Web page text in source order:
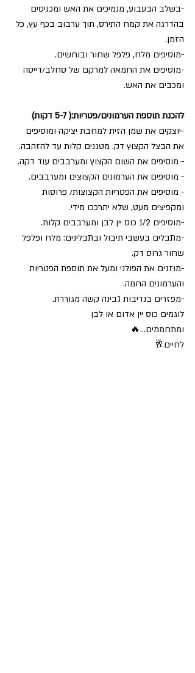
-בשלב הבעבוע, מנמיכים את האש ומכניסים
בהדרגה את קמח התירס, תוך ערבוב בכף עץ, כל
הזמן.
-מוסיפים מלח, פלפל שחור ובוחשים.
-מוסיפים את החמאה למרקם של סחלב/דייסה
ומכבים את האש.
להכנת תוספת הערמונים/פטריות:( 5-7 דקות)
-יוצקים את שמן הזית למחבת יציקה ומוסיפים
את הבצל הקצוץ דק. מטגנים קלות עד להזהבה.
- מוסיפים את השום הקצוץ ומערבבים עוד דקה.
- מוסיפים את הערמונים הקצוצים ומערבבים.
- מוסיפים את הפטריות הקצוצות/ פרוסות
ומקפיצים מעט, שלא יתרככו מידי.
-מוסיפים 1/2 כוס יין לבן ומערבבים קלות.
-מתבלים בעשבי תיבול ובתבלינים: מלח ופלפל
שחור גרוס דק.
-מוזגים את הפולני ומעל את תוספת הפטריות
והערמונים החמה.
-מפזרים בנדיבות גבינה קשה מגוררת.
לוגמים כוס יין אדום או לבן
ומתחממים…🔥
לחיים🥂